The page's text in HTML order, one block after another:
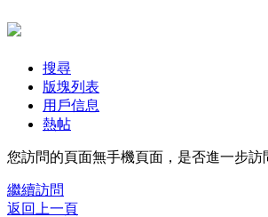
搜尋
版塊列表
用戶信息
熱帖
您訪問的頁面無手機頁面，是否進一步訪
繼續訪問
返回上一頁